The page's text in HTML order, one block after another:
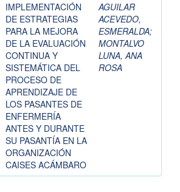
IMPLEMENTACIÓN
DE ESTRATEGIAS
PARA LA MEJORA
DE LA EVALUACIÓN
CONTINUA Y
SISTEMÁTICA DEL
PROCESO DE
APRENDIZAJE DE
LOS PASANTES DE
ENFERMERÍA
ANTES Y DURANTE
SU PASANTÍA EN LA
ORGANIZACIÓN
CAISES ACÁMBARO
AGUILAR
ACEVEDO,
ESMERALDA;
MONTALVO
LUNA, ANA
ROSA